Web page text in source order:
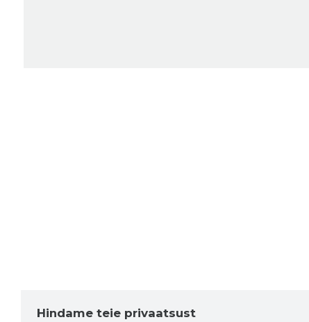
Hindame teie privaatsust